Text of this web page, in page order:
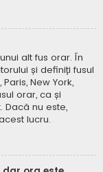
alt fus orar. În
și definiți fusul
New York,
orar, ca și
Dacă nu este,
lucru.